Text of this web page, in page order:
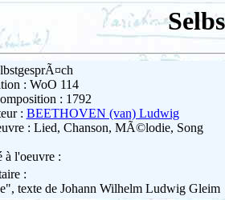
: WoO 114
: 1792
: BEETHOVEN (van) Ludwig
: Lied, Chanson, MÃ©lodie, Song
à l'oeuvre :
:
texte de Johann Wilhelm Ludwig Gleim